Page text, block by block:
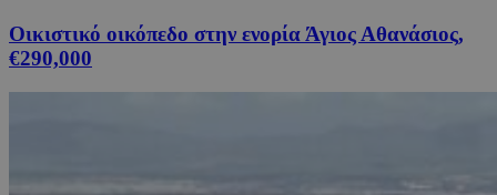
Οικιστικό οικόπεδο στην ενορία Άγιος Αθανάσιος,
€290,000